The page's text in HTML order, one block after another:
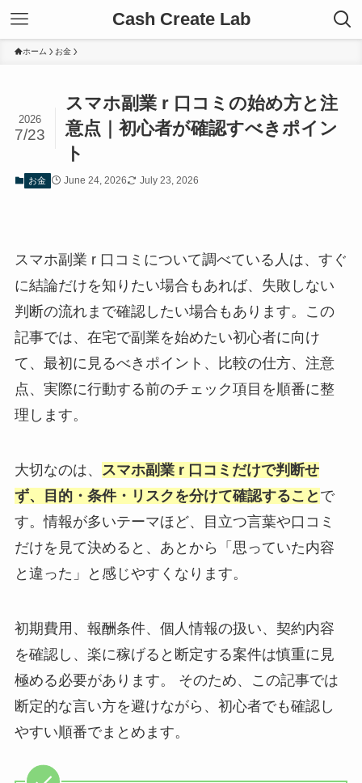
Cash Create Lab
ホーム お金
スマホ副業 r 口コミの始め方と注
意点｜初心者が確認すべきポイン
ト
2026
7/23
お金 June 24, 2026 July 23, 2026
スマホ副業 r 口コミについて調べている人は、すぐ
に結論だけを知りたい場合もあれば、失敗しない
判断の流れまで確認したい場合もあります。この
記事では、在宅で副業を始めたい初心者に向け
て、最初に見るべきポイント、比較の仕方、注意
点、実際に行動する前のチェック項目を順番に整
理します。
大切なのは、
スマホ副業 r 口コミだけで判断せ
ず、目的・条件・リスクを分けて確認すること で
す。情報が多いテーマほど、目立つ言葉や口コミ
だけを見て決めると、あとから「思っていた内容
と違った」と感じやすくなります。
初期費用、報酬条件、個人情報の扱い、契約内容
を確認し、楽に稼げると断定する案件は慎重に見
極める必要があります。 そのため、この記事では
断定的な言い方を避けながら、初心者でも確認し
やすい順番でまとめます。